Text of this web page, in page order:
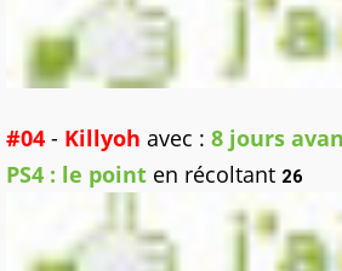
#04 - Killyoh avec : 8 jours
PS4 : le point en récoltant 26